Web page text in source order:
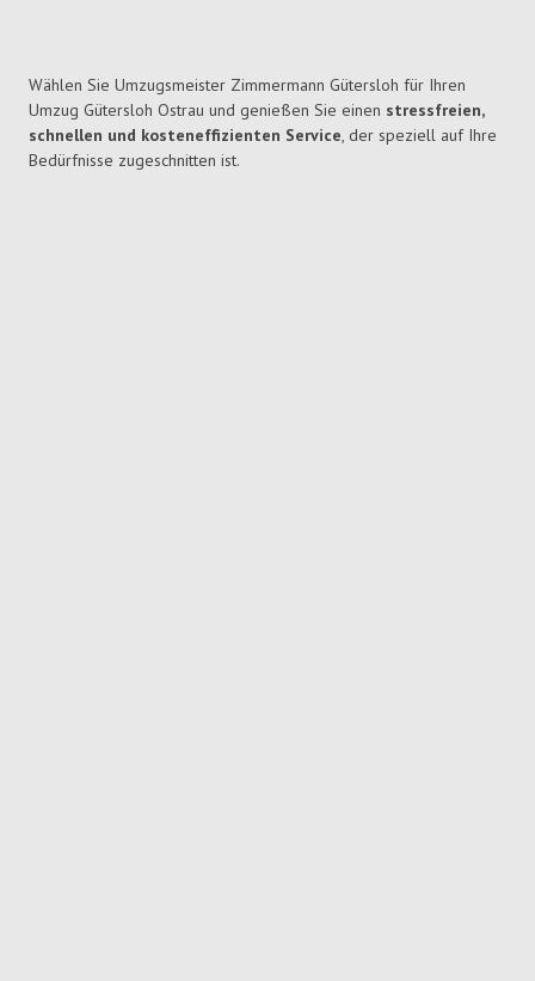
Wählen Sie Umzugsmeister Zimmermann Gütersloh für Ihren
Umzug Gütersloh Ostrau und genießen Sie einen stressfreien,
schnellen und kosteneffizienten Service, der speziell auf Ihre
Bedürfnisse zugeschnitten ist.